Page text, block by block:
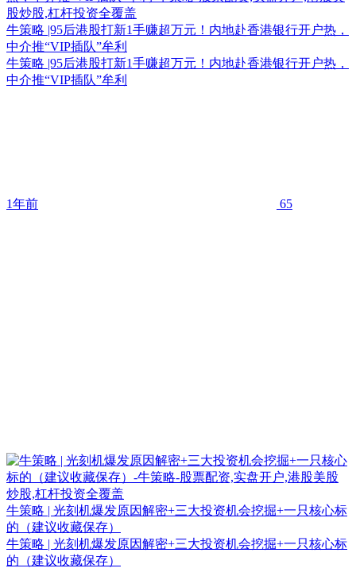
牛策略 |95后港股打新1手赚超万元！内地赴香港银行开户热，
中介推“VIP插队”牟利
牛策略 |95后港股打新1手赚超万元！内地赴香港银行开户热，
中介推“VIP插队”牟利
1年前 65
牛策略 | 光刻机爆发原因解密+三大投资机会挖掘+一只核心标
的（建议收藏保存）
牛策略 | 光刻机爆发原因解密+三大投资机会挖掘+一只核心标
的（建议收藏保存）